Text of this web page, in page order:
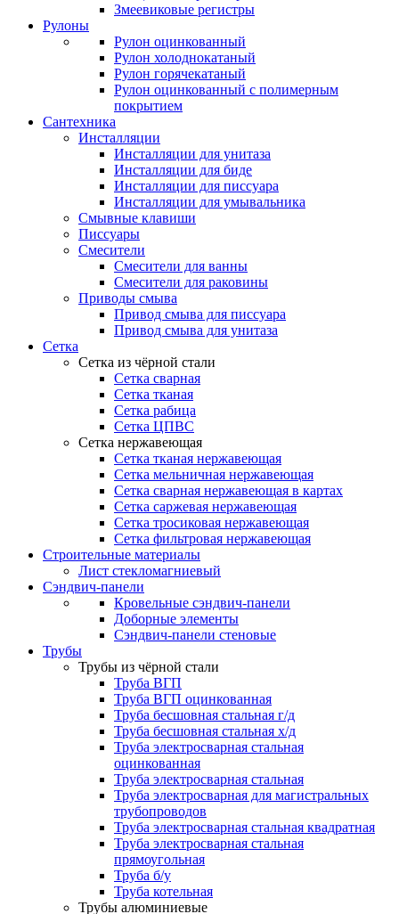
Змеевиковые регистры
Рулоны
Рулон оцинкованный
Рулон холоднокатаный
Рулон горячекатаный
Рулон оцинкованный с полимерным
покрытием
Сантехника
Инсталляции
Инсталляции для унитаза
Инсталляции для биде
Инсталляции для писсуара
Инсталляции для умывальника
Смывные клавиши
Писсуары
Смесители
Смесители для ванны
Смесители для раковины
Приводы смыва
Привод смыва для писсуара
Привод смыва для унитаза
Сетка
Сетка из чёрной стали
Сетка сварная
Сетка тканая
Сетка рабица
Сетка ЦПВС
Сетка нержавеющая
Сетка тканая нержавеющая
Сетка мельничная нержавеющая
Сетка сварная нержавеющая в картах
Сетка саржевая нержавеющая
Сетка тросиковая нержавеющая
Сетка фильтровая нержавеющая
Строительные материалы
Лист стекломагниевый
Сэндвич-панели
Кровельные сэндвич-панели
Доборные элементы
Сэндвич-панели стеновые
Трубы
Трубы из чёрной стали
Труба ВГП
Труба ВГП оцинкованная
Труба бесшовная стальная г/д
Труба бесшовная стальная х/д
Труба электросварная стальная
оцинкованная
Труба электросварная стальная
Труба электросварная для магистральных
трубопроводов
Труба электросварная стальная квадратная
Труба электросварная стальная
прямоугольная
Труба б/у
Труба котельная
Трубы алюминиевые